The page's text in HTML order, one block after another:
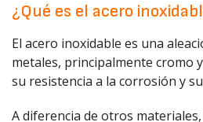
¿Qué es el acero
El acero inoxidable es una
metales, principalmente cromo
su resistencia a la corrosión y
A diferencia de otros